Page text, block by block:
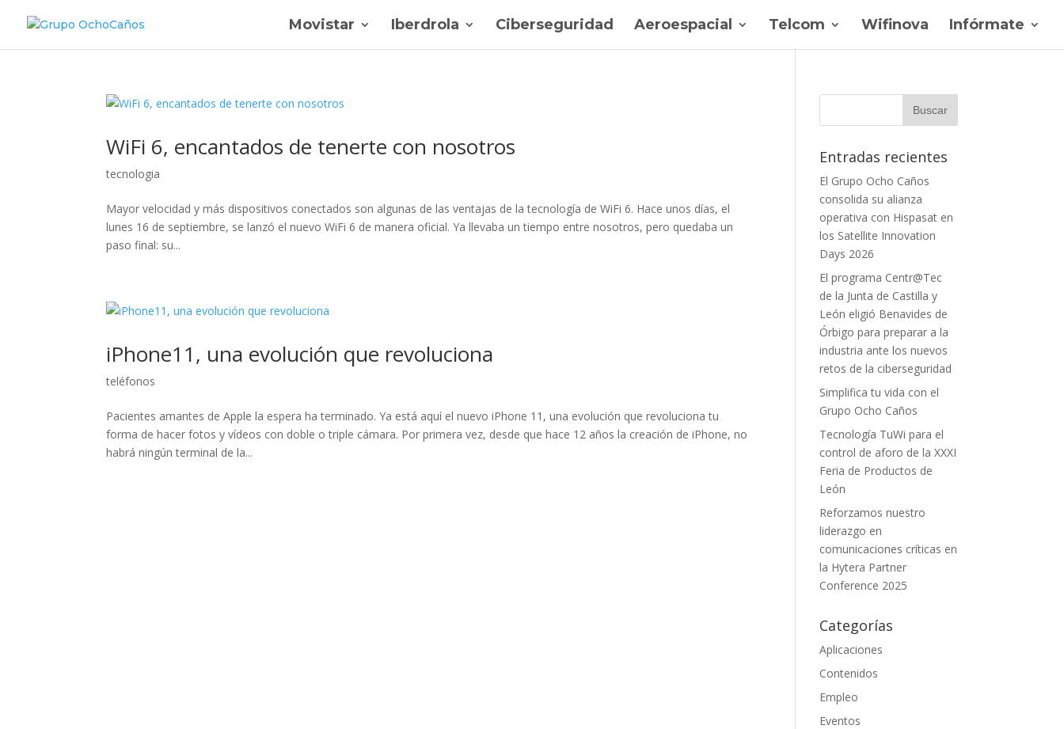
Movistar Iberdrola Ciberseguridad Aeroespacial Telcom Wifinova Infórmate
WiFi 6, encantados de tenerte con nosotros
tecnologia
Mayor velocidad y más dispositivos conectados son algunas de las ventajas de la tecnología de WiFi 6. Hace unos días, el
lunes 16 de septiembre, se lanzó el nuevo WiFi 6 de manera oficial. Ya llevaba un tiempo entre nosotros, pero quedaba un
paso final: su...
iPhone11, una evolución que revoluciona
teléfonos
Pacientes amantes de Apple la espera ha terminado. Ya está aquí el nuevo iPhone 11, una evolución que revoluciona tu
forma de hacer fotos y vídeos con doble o triple cámara. Por primera vez, desde que hace 12 años la creación de iPhone, no
habrá ningún terminal de la...
Entradas recientes
El Grupo Ocho Caños
consolida su alianza
operativa con Hispasat en
los Satellite Innovation
Days 2026
El programa Centr@Tec
de la Junta de Castilla y
León eligió Benavides de
Órbigo para preparar a la
industria ante los nuevos
retos de la ciberseguridad
Simplifica tu vida con el
Grupo Ocho Caños
Tecnología TuWi para el
control de aforo de la XXXI
Feria de Productos de
León
Reforzamos nuestro
liderazgo en
comunicaciones críticas en
la Hytera Partner
Conference 2025
Categorías
Aplicaciones
Contenidos
Empleo
Eventos